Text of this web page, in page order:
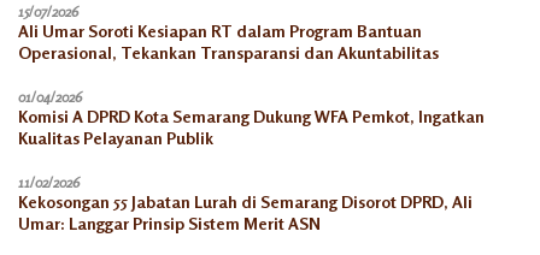
15/07/2026
Ali Umar Soroti Kesiapan RT dalam Program Bantuan
Operasional, Tekankan Transparansi dan Akuntabilitas
01/04/2026
Komisi A DPRD Kota Semarang Dukung WFA Pemkot, Ingatkan
Kualitas Pelayanan Publik
11/02/2026
Kekosongan 55 Jabatan Lurah di Semarang Disorot DPRD, Ali
Umar: Langgar Prinsip Sistem Merit ASN